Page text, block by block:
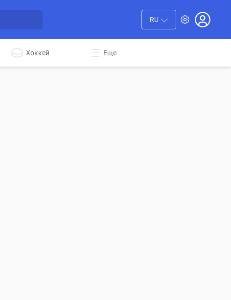
RU
Хоккей Еще